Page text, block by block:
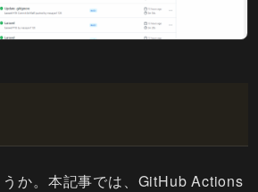
か。本記事では、GitHub Actions